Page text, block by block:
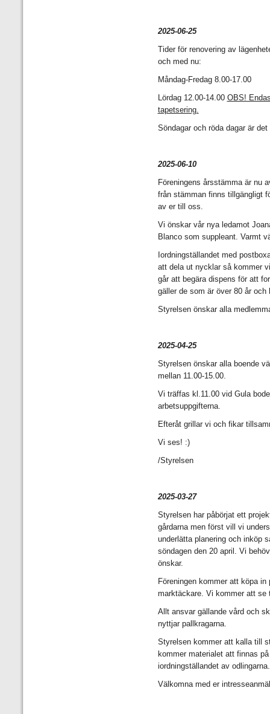
2025-06-25
Tider för renovering av
och med nu:
Måndag-Fredag 8.00-17.00
Lördag 12.00-14.00 OBS!
tapetsering.
Söndagar och röda dagar är
2025-06-10
Föreningens årsstämma är nu
från stämman finns tillgängligt
av er till oss.
Vi önskar vår nya ledamot
Blanco som suppleant. Varmt
Iordningställandet med
att dela ut nycklar så kommer
går att begära dispens för att
gäller de som är över 80 år och
Styrelsen önskar alla
2025-04-25
Styrelsen önskar alla boende
mellan 11.00-15.00.
Vi träffas kl.11.00 vid Gula
arbetsuppgifterna.
Efteråt grillar vi och fikar
Vi ses! :)
/Styrelsen
2025-03-27
Styrelsen har påbörjat ett
gårdarna men först vill vi
underlätta planering och inköp
söndagen den 20 april. Vi
önskar.
Föreningen kommer att köpa
marktäckare. Vi kommer att se
Allt ansvar gällande vård och
nyttjar pallkragarna.
Styrelsen kommer att kalla till
kommer materialet att finnas
iordningställandet av
Välkomna med er